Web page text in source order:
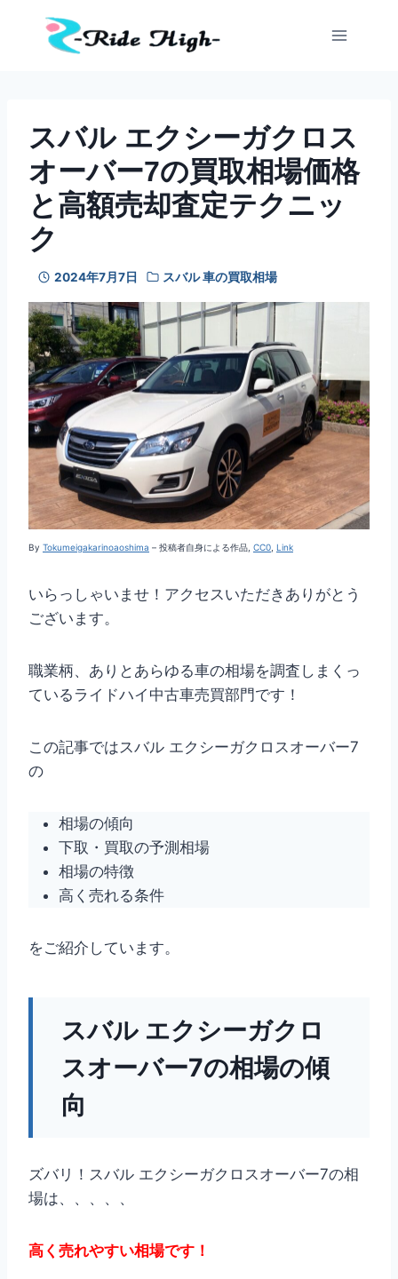
スバル エクシーガクロス
オーバー7の買取相場価格
と高額売却査定テクニッ
ク
2024年7月7日 スバル 車の買取相場
By Tokumeigakarinoaoshima – 投稿者自身による作品 CC0 Link
いらっしゃいませ！アクセスいただきありがとう
ございます。
職業柄、ありとあらゆる車の相場を調査しまくっ
ているライドハイ中古車売買部門です！
この記事ではスバル エクシーガクロスオーバー7
の
相場の傾向
下取・買取の予測相場
相場の特徴
高く売れる条件
をご紹介しています。
スバル エクシーガクロ
スオーバー7の相場の傾
向
ズバリ！スバル エクシーガクロスオーバー7の相
場は、、、、、
高く売れやすい相場です！